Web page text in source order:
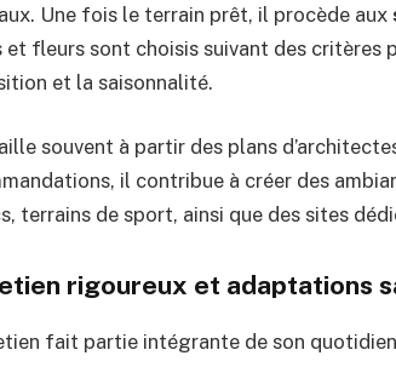
Une fois le terrain prêt, il procède aux
et fleurs sont choisis suivant des critères
et la saisonnalité.
souvent à partir des plans
il contribue à créer des
terrains de sport, ainsi que des sites
rigoureux et adaptations
fait partie intégrante de son